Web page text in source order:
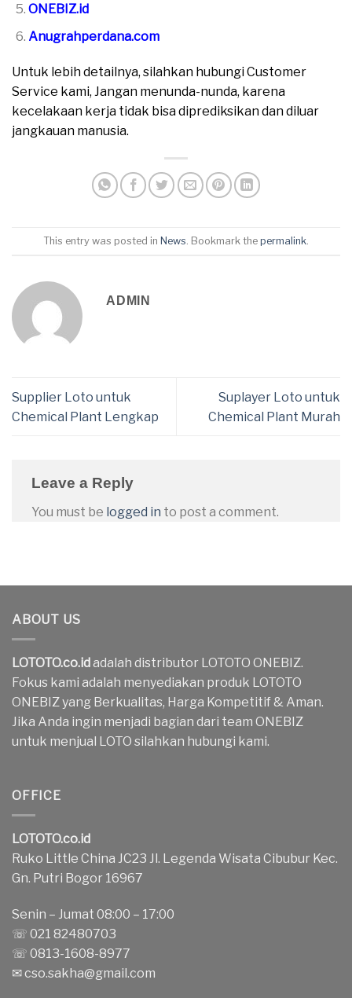
ONEBIZ.id
Anugrahperdana.com
Untuk lebih detailnya, silahkan hubungi Customer
Service kami, Jangan menunda-nunda, karena
kecelakaan kerja tidak bisa diprediksikan dan diluar
jangkauan manusia.
This entry was posted in News . Bookmark the permalink
ADMIN
Supplier Loto untuk
Chemical Plant Lengkap
Suplayer Loto untuk
Chemical Plant Murah
Leave a Reply
You must be logged in to post a comment.
ABOUT US
LOTOTO.co.idadalah distributor LOTOTO ONEBIZ.
Fokus kami adalah menyediakan produk LOTOTO
ONEBIZ yang Berkualitas, Harga Kompetitif & Aman.
Jika Anda ingin menjadi bagian dari team ONEBIZ
untuk menjual LOTO silahkan hubungi kami.
OFFICE
LOTOTO.co.id
Ruko Little China JC23 Jl. Legenda Wisata Cibubur Kec.
Gn. Putri Bogor 16967
Senin – Jumat 08:00 – 17:00
☏ 021 82480703
☏ 0813-1608-8977
✉cso.sakha@gmail.com